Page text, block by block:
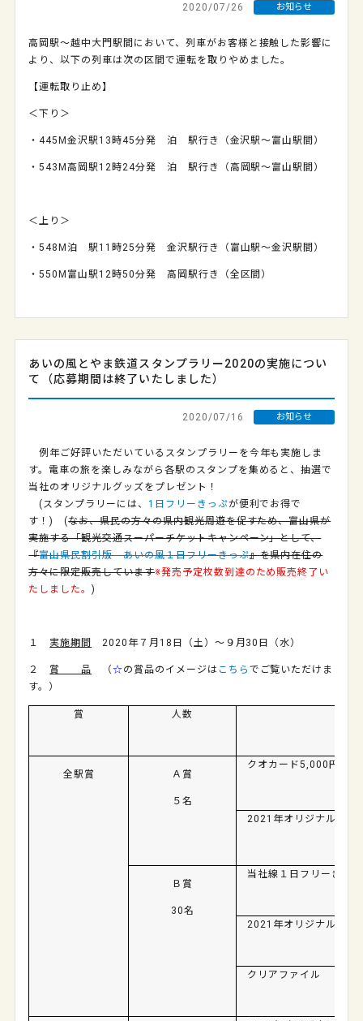
2020/07/26 お知らせ
高岡駅～越中大門駅間において、列車がお客様と接触した影響に
より、以下の列車は次の区間で運転を取りやめました。
【運転取り止め】
＜下り＞
・ 445M金沢駅13時45分発 泊 駅行き（金沢駅～富山駅間）
・543M高岡駅 12時24分発 泊 駅行き（高岡駅～富山駅間）
＜上り＞
・548M 泊 駅 11 時25分発 金沢駅行き（富山駅～金沢駅間）
・550M 富山駅 12時50分発 高岡駅行き（全区間）
あいの風とやま鉄道スタンプラリー2020の実施につい
て（応募期間は終了いたしました）
2020/07/16 お知らせ
例年ご好評いただいているスタンプラリーを今年も実施しま
す。電車の旅を楽しみながら各駅のスタンプを集めると、抽選で
当社のオリジナルグッズをプレゼント！
(スタンプラリーには、 1日フリーきっぷが便利でお得で
す！) (なお、県民の方々の県内観光周遊を促すため、富山県が
実施する「観光交通スーパーチケットキャンペーン」として、
『富山県民割引版 あいの風１日フリーきっぷ』を県内在住の
方々に限定販売しています※発売予定枚数到達のため販売終了い
たしました。)
１ 実施期間 2020年７月18日（土）～９月30日（水）
２ 賞 品 （☆の賞品のイメージは こちら でご覧いただけま
す。）
賞 人数
全駅賞 Ａ賞
５名
クオカード5,000 円分
2021 年オリジナルカレ
Ｂ賞
30名
当社線１日フリーきっぷ
2021 年オリジナルカレ
クリアファイル